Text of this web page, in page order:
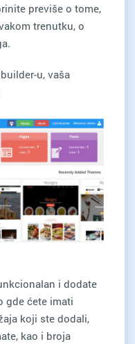
previše o tome,
trenutku, o
u, vaša
i dodate
gde ćete imati
koji ste dodali,
kao i broja